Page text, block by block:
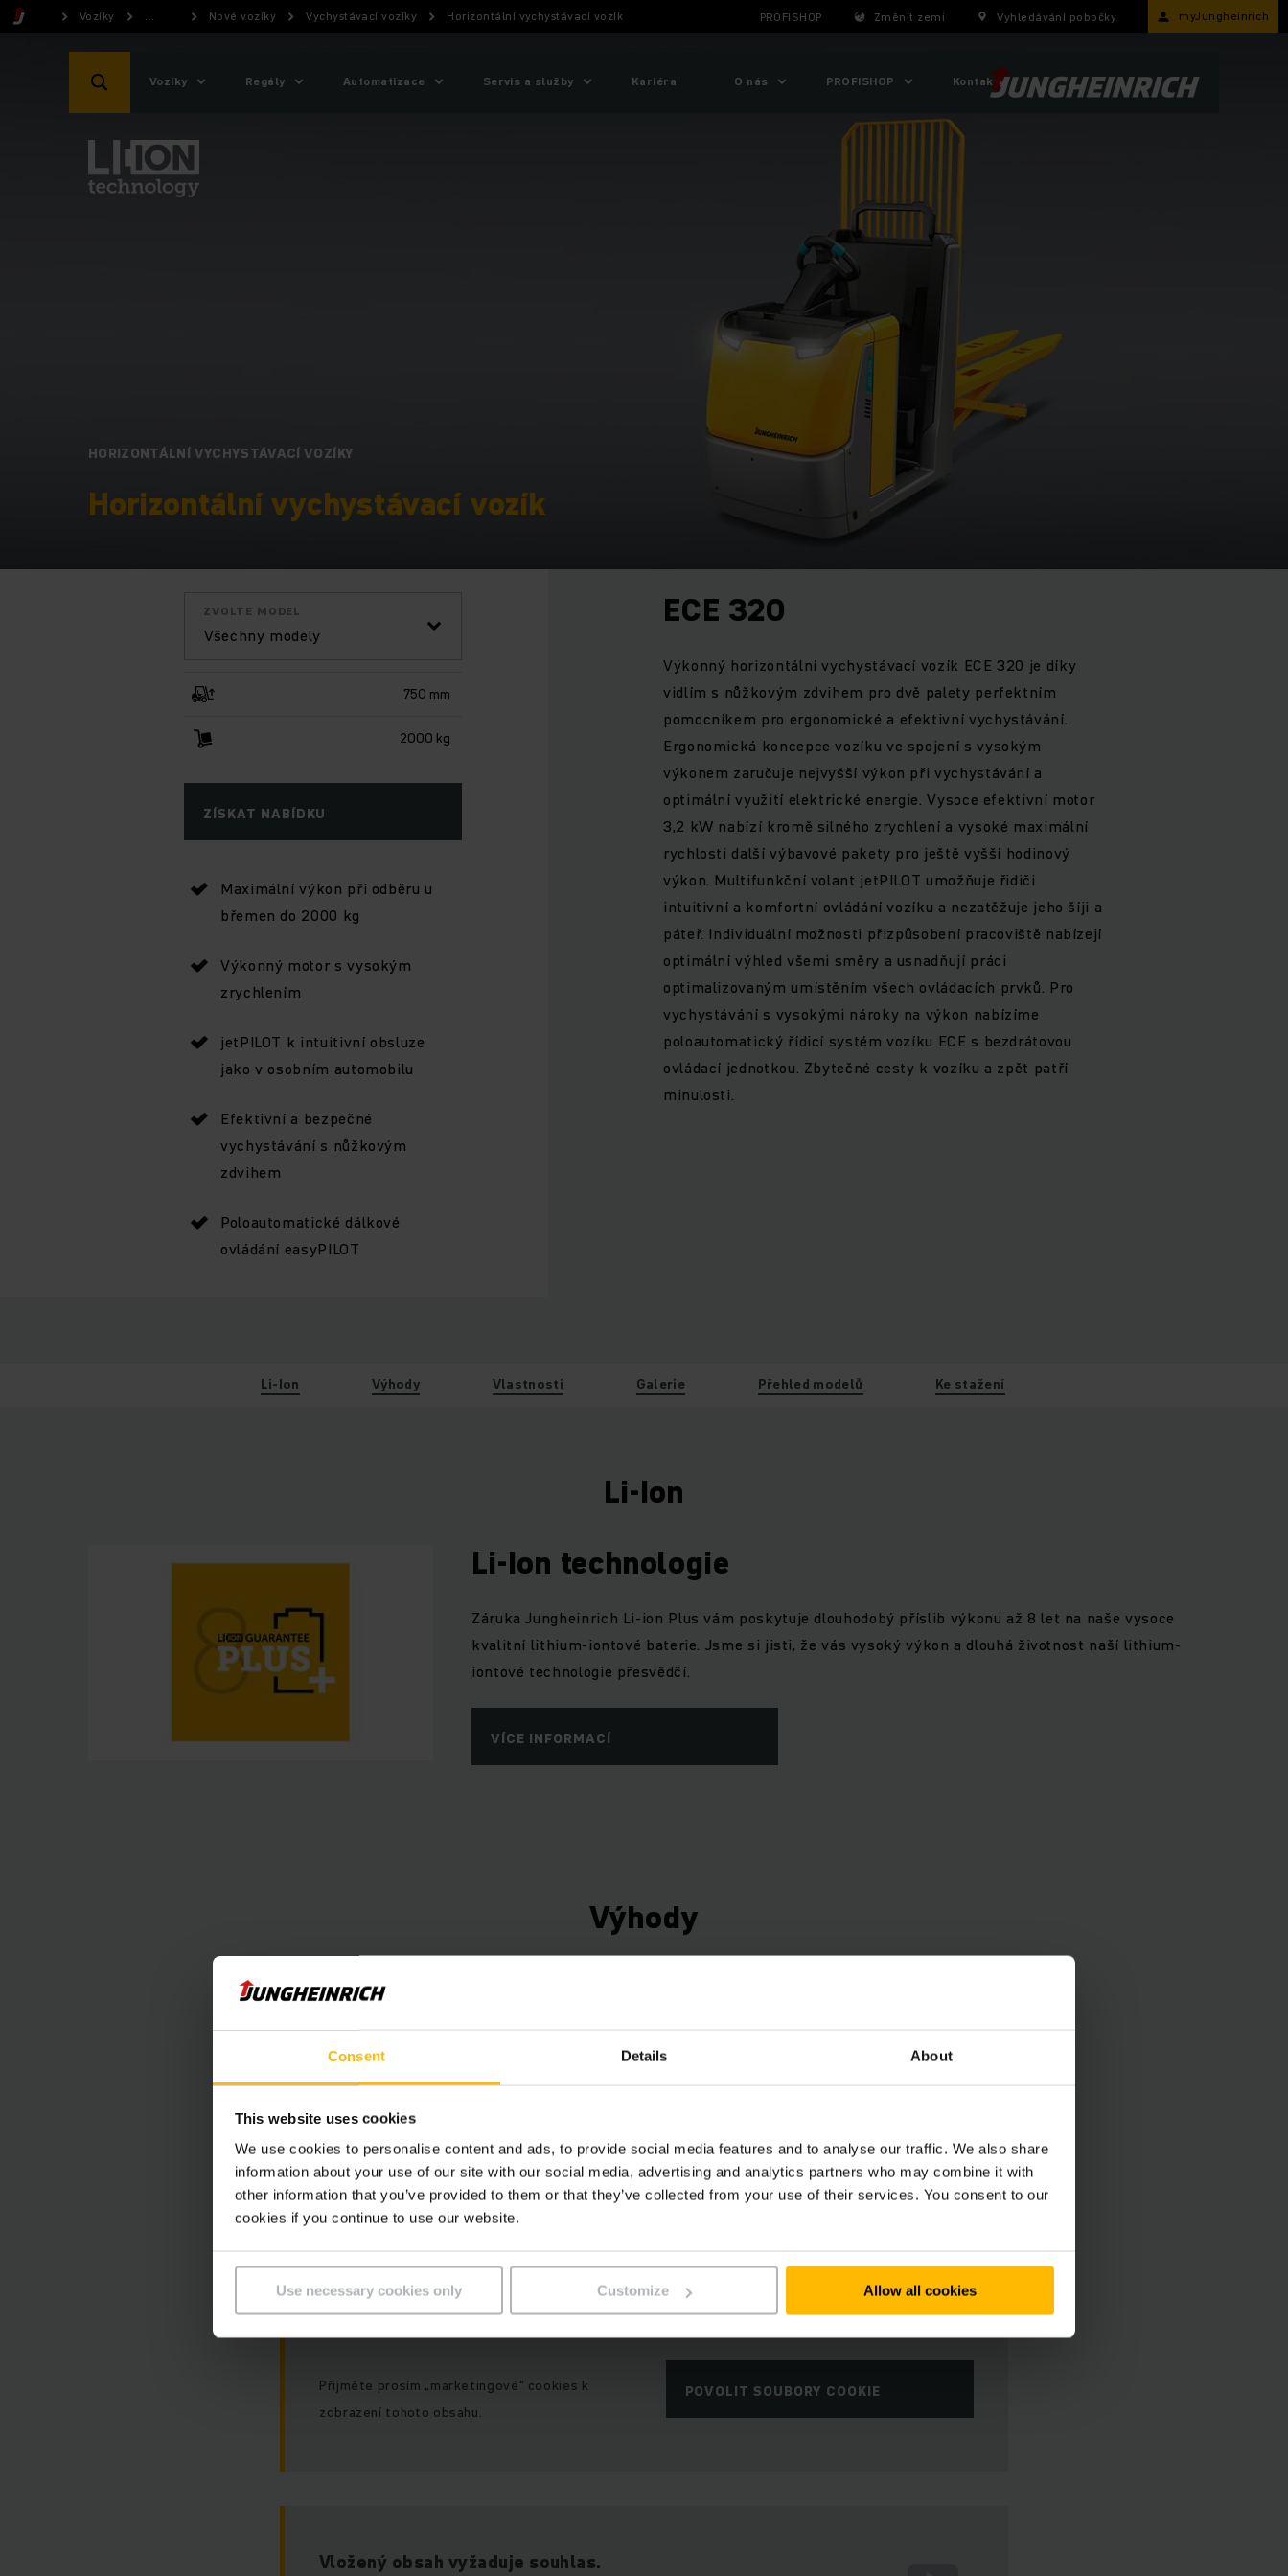
Consent Details About
This website uses cookies
We use cookies to personalise content and ads, to provide social media features and to analyse our traffic. We also share
information about your use of our site with our social media, advertising and analytics partners who may combine it with
other information that you’ve provided to them or that they’ve collected from your use of their services. You consent to our
cookies if you continue to use our website.
Use necessary cookies only Customize Allow all cookies
Vozíky ... Nové vozíky Vychystávací vozíky Horizontální vychystávací vozík PROFISHOP Změnit zemi Vyhledávání pobočky myJungheinrich
Vozíky Regály Automatizace Servis a služby Kariéra O nás PROFISHOP Kontakty
HORIZONTÁLNÍ VYCHYSTÁVACÍ VOZÍKY
Horizontální vychystávací vozík
Všechny modely
ZVOLTE MODEL
750 mm
2000 kg
ZÍSKAT NABÍDKU
Maximální výkon při odběru u
břemen do 2000 kg
Výkonný motor s vysokým
zrychlením
jetPILOT k intuitivní obsluze
jako v osobním automobilu
Efektivní a bezpečné
vychystávání s nůžkovým
zdvihem
Poloautomatické dálkové
ovládání easyPILOT
ECE 320
Výkonný horizontální vychystávací vozík ECE 320 je díky
vidlím s nůžkovým zdvihem pro dvě palety perfektním
pomocníkem pro ergonomické a efektivní vychystávání.
Ergonomická koncepce vozíku ve spojení s vysokým
výkonem zaručuje nejvyšší výkon při vychystávání a
optimální využití elektrické energie. Vysoce efektivní motor
3,2 kW nabízí kromě silného zrychlení a vysoké maximální
rychlosti další výbavové pakety pro ještě vyšší hodinový
výkon. Multifunkční volant jetPILOT umožňuje řidiči
intuitivní a komfortní ovládání vozíku a nezatěžuje jeho šíji a
páteř. Individuální možnosti přizpůsobení pracoviště nabízejí
optimální výhled všemi směry a usnadňují práci
optimalizovaným umístěním všech ovládacích prvků. Pro
vychystávání s vysokými nároky na výkon nabízíme
poloautomatický řídicí systém vozíku ECE s bezdrátovou
ovládací jednotkou. Zbytečné cesty k vozíku a zpět patří
minulosti.
Li-Ion Výhody Vlastnosti Galerie Přehled modelů Ke stažení
Li-Ion
Li-Ion technologie
Záruka Jungheinrich Li-ion Plus vám poskytuje dlouhodobý příslib výkonu až 8 let na naše vysoce
kvalitní lithium-iontové baterie. Jsme si jisti, že vás vysoký výkon a dlouhá životnost naší lithium-
iontové technologie přesvědčí.
VÍCE INFORMACÍ
Výhody
Vložený obsah vyžaduje souhlas.
Bohužel tento obsah není k dispozici v důsledku aktuálních cookies
preferencí.
Přijměte prosím „marketingové“ cookies k
zobrazení tohoto obsahu.
POVOLIT SOUBORY COOKIE
Vložený obsah vyžaduje souhlas.